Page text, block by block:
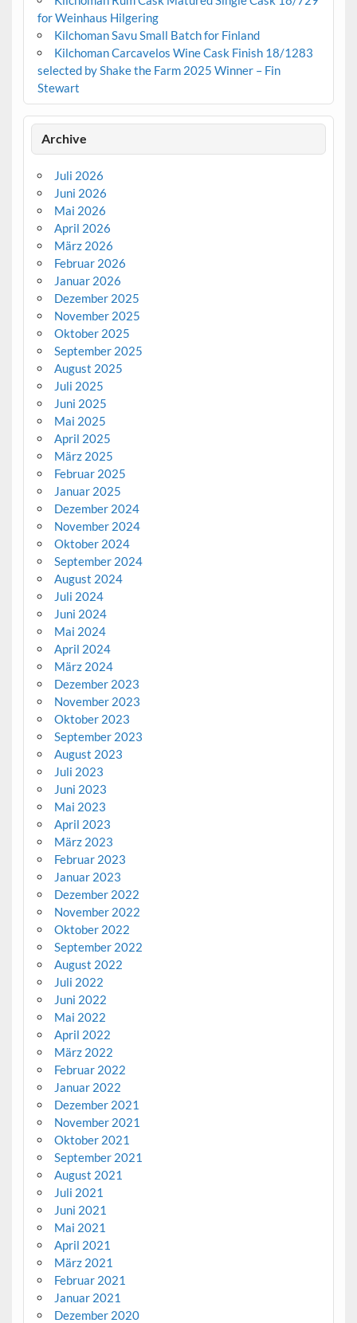
for Weinhaus Hilgering
Kilchoman Savu Small Batch for Finland
Kilchoman Carcavelos Wine Cask Finish 18/1283
selected by Shake the Farm 2025 Winner – Fin
Stewart
Archive
Juli 2026
Juni 2026
Mai 2026
April 2026
März 2026
Februar 2026
Januar 2026
Dezember 2025
November 2025
Oktober 2025
September 2025
August 2025
Juli 2025
Juni 2025
Mai 2025
April 2025
März 2025
Februar 2025
Januar 2025
Dezember 2024
November 2024
Oktober 2024
September 2024
August 2024
Juli 2024
Juni 2024
Mai 2024
April 2024
März 2024
Dezember 2023
November 2023
Oktober 2023
September 2023
August 2023
Juli 2023
Juni 2023
Mai 2023
April 2023
März 2023
Februar 2023
Januar 2023
Dezember 2022
November 2022
Oktober 2022
September 2022
August 2022
Juli 2022
Juni 2022
Mai 2022
April 2022
März 2022
Februar 2022
Januar 2022
Dezember 2021
November 2021
Oktober 2021
September 2021
August 2021
Juli 2021
Juni 2021
Mai 2021
April 2021
März 2021
Februar 2021
Januar 2021
Dezember 2020